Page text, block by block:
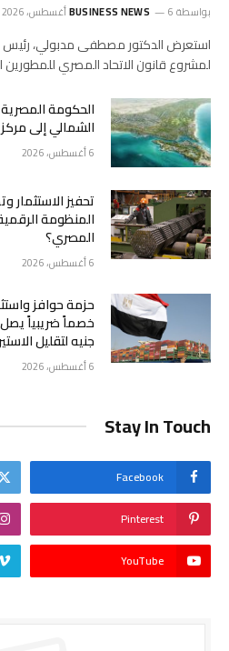
بواسطة BUSINESS NEWS 6 أغسطس، 2026
استعرض الدكتور مصطفى مدبولي، رئيس
لمشروع قانون الاتحاد المصري للمطورين
الحكومة
الشمالي إلى
6 أغسطس، 2026
تحفيز الاستثمار
المنظومة
المصري؟
6 أغسطس، 2026
حزمة حوافز
جنيه لتقليل
6 أغسطس، 2026
Stay In Touch
Facebook
Pinterest
YouTube